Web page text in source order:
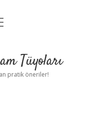
Tüyoları
pratik öneriler!